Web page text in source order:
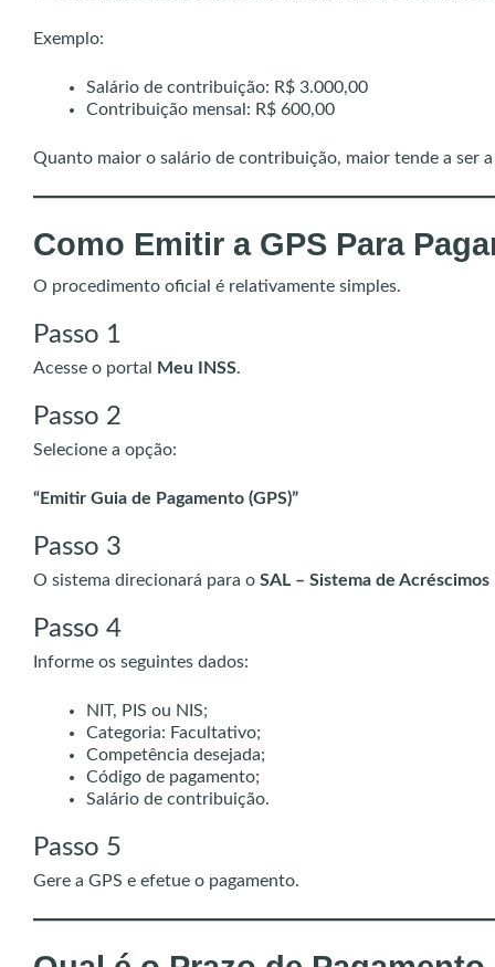
Exemplo:
Salário de contribuição: R$ 3.000,00
Contribuição mensal: R$ 600,00
Quanto maior o salário de contribuição, maior tende a ser
Como Emitir a GPS Para
O procedimento oficial é relativamente simples.
Passo 1
Acesse o portal Meu INSS.
Passo 2
Selecione a opção:
“Emitir Guia de Pagamento (GPS)”
Passo 3
O sistema direcionará para o SAL – Sistema de
Passo 4
Informe os seguintes dados:
NIT, PIS ou NIS;
Categoria: Facultativo;
Competência desejada;
Código de pagamento;
Salário de contribuição.
Passo 5
Gere a GPS e efetue o pagamento.